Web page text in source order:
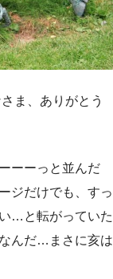
ま、ありがとう
ーーっと並んだ
ジだけでも、すっ
…と転がっていた
んだ…まさに亥は